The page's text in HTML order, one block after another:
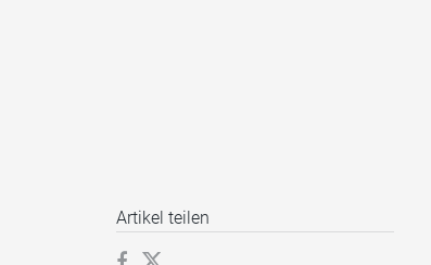
Artikel teilen